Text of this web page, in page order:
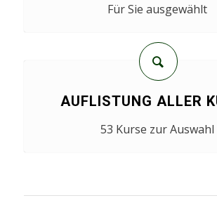
Für Sie ausgewählt
AUFLISTUNG ALLER
53 Kurse zur Auswahl